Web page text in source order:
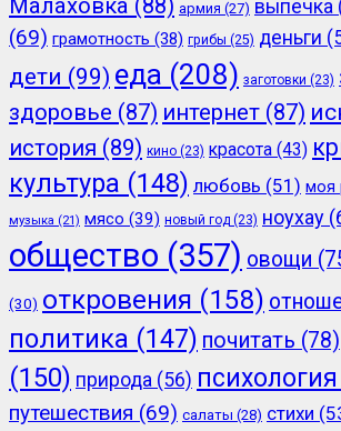
Малаховка (88) армия (27) выпечка
(69) грамотность (38) грибы (25) деньги
дети (99) еда (208) заготовки (23)
здоровье (87) интернет (87)
история (89) кино (23) красота (43)
культура (148) любовь (51) моя
музыка (21) мясо (39) новый год (23) ноухау
общество (357) овощи
(30) откровения (158)
политика (147) почитать (78)
(150) природа (56) психология
путешествия (69) салаты (28) стихи